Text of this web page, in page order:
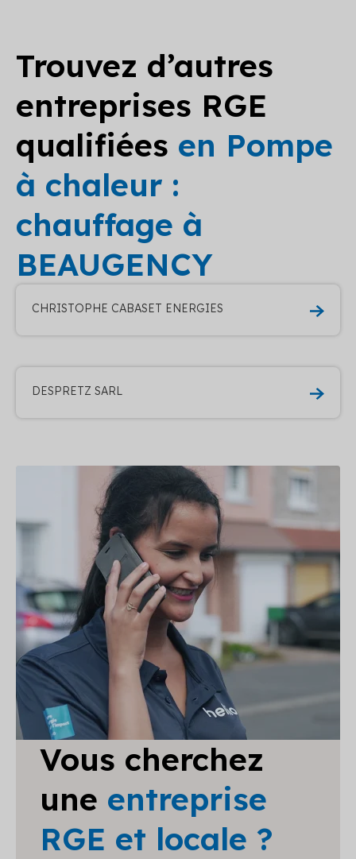
Trouvez d’autres
entreprises RGE
qualifiées en Pompe
à chaleur :
chauffage à
BEAUGENCY
CHRISTOPHE CABASET ENERGIES
DESPRETZ SARL
Vous cherchez
une entreprise
RGE et locale ?